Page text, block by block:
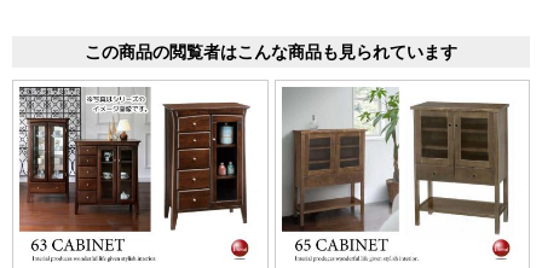
この商品の閲覧者はこんな商品も見られています